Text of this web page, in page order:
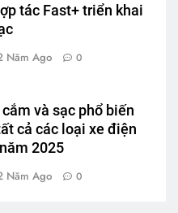
tác Fast+ triển khai
Năm Ago 0
và sạc phổ biến
cả các loại xe điện
2025
Năm Ago 0